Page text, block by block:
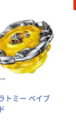
トミー ベイブ